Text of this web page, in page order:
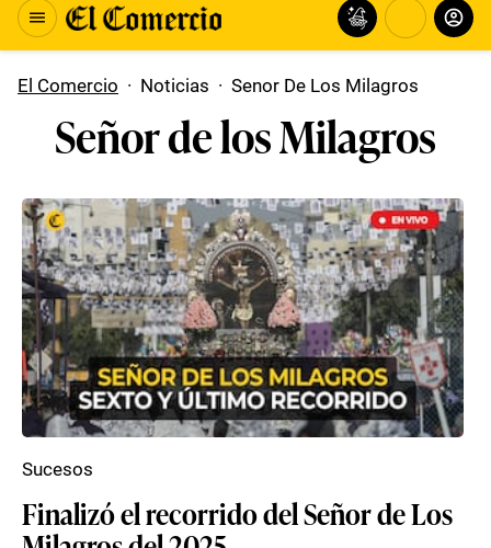
El Comercio · Noticias · Senor De Los Milagros
Señor de los Milagros
Finalizó el recorrido del Señor de Los
Sucesos